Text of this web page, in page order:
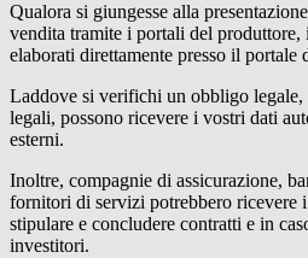
Qualora si giungesse alla
vendita tramite i portali del
elaborati direttamente presso il portale
Laddove si verifichi un obbligo legale,
legali, possono ricevere i vostri dati
esterni.
Inoltre, compagnie di assicurazione,
fornitori di servizi potrebbero ricevere
stipulare e concludere contratti e in
investitori.